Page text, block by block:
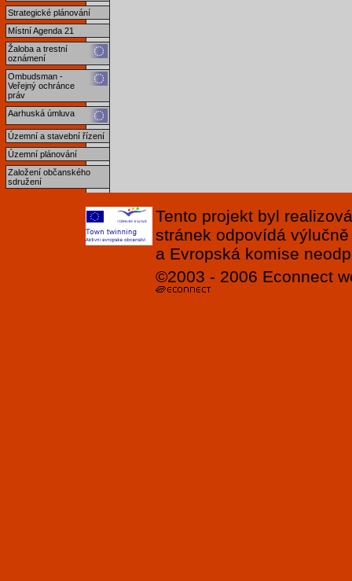
Strategické plánování
Místní Agenda 21
Žaloba a trestní
oznámení
Ombudsman -
Veřejný ochránce
práv
Aarhuská úmluva
Územní a stavební řízení
Územní plánování
Založení občanského
sdružení
Tento projekt byl
stránek odpovídá
a Evropská komise
©2003 - 2006 Econnect